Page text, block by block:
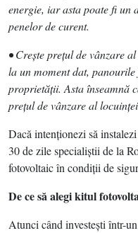
energie, iar asta poate fi un
penelor de curent.
• Creşte preţul de vânzare
la un moment dat,
proprietăţii. Asta înseamnă
preţul de vânzare al
Dacă intenţionezi să
30 de zile specialiştii de la
fotovoltaic în condiţii de
De ce să alegi kitul
Atunci când investeşti într-